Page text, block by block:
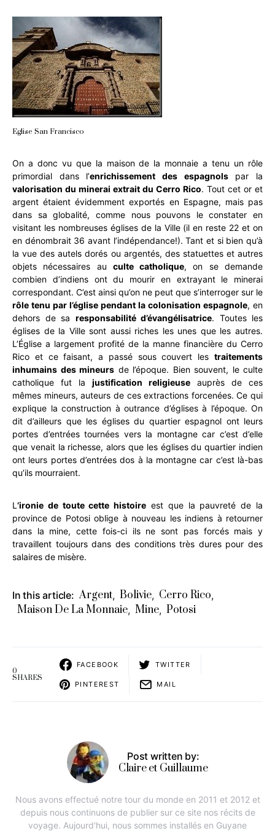
Eglise San Francisco
On a donc vu que la maison de la monnaie a tenu un rôle
primordial dans l’enrichissement des espagnolspar la
valorisation du minerai extrait du Cerro Rico. Tout cet or et
argent étaient évidemment exportés en Espagne, mais pas
dans sa globalité, comme nous pouvons le constater en
visitant les nombreuses églises de la Ville (il en reste 22 et on
en dénombrait 36 avant l’indépendance!). Tant et si bien qu’à
la vue des autels dorés ou argentés, des statuettes et autres
objets nécessaires au culte catholique, on se demande
combien d’indiens ont du mourir en extrayant le minerai
correspondant. C’est ainsi qu’on ne peut que s’interroger sur le
rôle tenu par l’église pendant la colonisation espagnole, en
dehors de sa responsabilité d’évangélisatrice. Toutes les
églises de la Ville sont aussi riches les unes que les autres.
L’Église a largement profité de la manne financière du Cerro
Rico et ce faisant, a passé sous couvert les traitements
inhumains des mineurs de l’époque. Bien souvent, le culte
catholique fut la justification religieuse auprès de ces
mêmes mineurs, auteurs de ces extractions forcenées. Ce qui
explique la construction à outrance d’églises à l’époque. On
dit d’ailleurs que les églises du quartier espagnol ont leurs
portes d’entrées tournées vers la montagne car c’est d’elle
que venait la richesse, alors que les églises du quartier indien
ont leurs portes d’entrées dos à la montagne car c’est là-bas
qu’ils mourraient.
L ’ironie de toute cette histoire est que la pauvreté de la
province de Potosi oblige à nouveau les indiens à retourner
dans la mine, cette fois-ci ils ne sont pas forcés mais y
travaillent toujours dans des conditions très dures pour des
salaires de misère.
In this article: Argent, Bolivie, Cerro Rico,
Maison De La Monnaie, Mine, Potosi
0
SHARES
FACEBOOK TWITTER
PINTEREST MAIL
Post written by:
Claire et Guillaume
Nous avons effectué notre tour du monde en 2011 et 2012 et
depuis nous continuons de publier sur ce site nos récits de
voyage. Aujourd'hui, nous sommes installés en Guyane